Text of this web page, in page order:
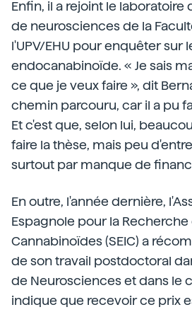
Enfin, il a rejoint le
de neurosciences de la
l'UPV/EHU pour enquêter sur
endocanabinoïde. « Je sais
ce que je veux faire », dit
chemin parcouru, car il a pu
Et c'est que, selon lui,
faire la thèse, mais peu
surtout par manque de
En outre, l'année dernière,
Espagnole pour la Recherche
Cannabinoïdes (SEIC) a
de son travail postdoctoral
de Neurosciences et dans le
indique que recevoir ce prix